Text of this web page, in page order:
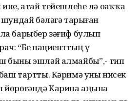
атай тейешлеһе лә оҙаҡҡа
бәләгә тарыған
барыбер зәғиф булып
“Беҙ пациенттың үҙ
быны эшләй алмайбыҙ”,- тип
тартты. Кәримә уны нисек
Карина аңына